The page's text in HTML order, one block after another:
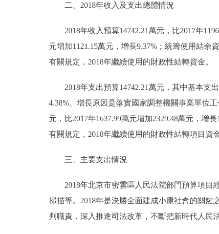
ENGLISH
ESPAÑOL
二、2018年收入及支出總體情況
2018年收入預算14742.21萬元，比2017年
元增加1121.15萬元，增長9.37%；統籌使用結余
有關規定，2018年繼續使用的財政性結轉資金。
2018年支出預算14742.21萬元，其中基本支出
4.38%。增長原因是落實國家調整機關事業單位
元，比2017年1637.99萬元增加2329.48萬元，增
有關規定，2018年繼續使用的財政性結轉項目資
三、主要支出情況
2018年北京市密雲區人民法院部門預算項目
掃描等。2018年是決勝全面建成小康社會的關
判職責，深入推進司法改革，不斷把新時代人民